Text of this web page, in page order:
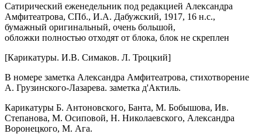
Сатирический еженедельник под редакцией Александра
Амфитеатрова, СПб., И.А. Дабужский, 1917, 16 н.с.,
бумажный оригинальный, очень большой,
обложки полностью отходят от блока, блок не скреплен
[Карикатуры. И.В. Симаков. Л. Троцкий]
В номере заметка Александра Амфитеатрова, стихотворение
А. Грузинского-Лазарева. заметка д'Актиль.
Карикатуры Б. Антоновского, Банта, М. Бобышова, Ив.
Степанова, М. Осиповой, Н. Николаевского, Александра
Воронецкого, М. Ага.